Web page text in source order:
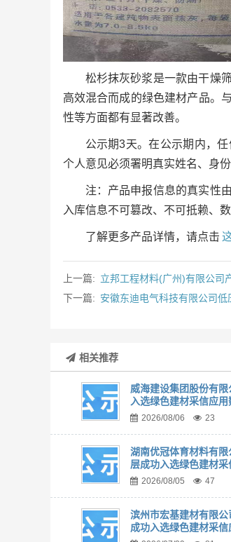
松杉抹灰砂浆是一款由干燥
高效混合而成的绿色建材产品。
性等方面都有显著改善。
公示期3天。在公示期内，
个人意见必须署明真实姓名、身
注：产品申报信息的真实性
入库信息不可篡改、不可抵赖、
了解更多产品详情，请点击
上一篇: 立邦工程材料(广州)有限公司
下一篇: 安徽东迪电气科技有限公司
相关推荐
威海建设集团股份有
入选绿色建材采信应用
2026/08/06 23
湖南优冠体育材料有
层成功入选绿色建材
2026/08/05 47
滨州市宏基建材有限
成功入选绿色建材采